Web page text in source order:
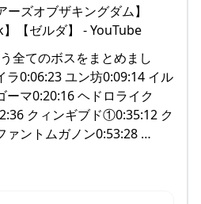
全てのボスをまとめまし
ラ0:06:23 ユン坊0:09:14 イル
ーマ0:20:16 ヘドロライク
クィンギブド①0:35:12 ク
ァントムガノン0:53:28 …